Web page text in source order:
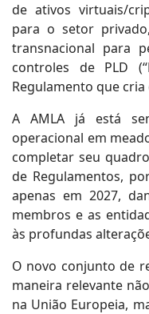
de ativos virtuais/
para o setor
transnacional para
controles de PLD
Regulamento que cria
A AMLA já está
operacional em
completar seu
de Regulamentos,
apenas em 2027,
membros e as
às profundas
O novo conjunto de
maneira relevante
na União Europeia,